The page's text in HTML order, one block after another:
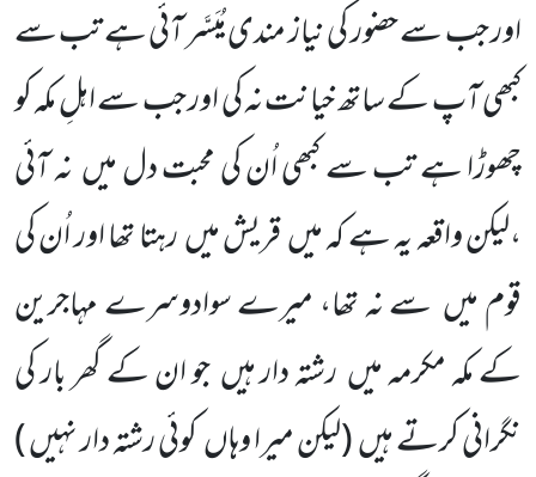
اور جب سے حضور کی نیاز مندی مُیَسَّر آئی ہے تب سے
کبھی آپ کے ساتھ خیانت نہ کی اور جب سے اہلِ مکہ کو
چھوڑا ہے تب سے کبھی اُن کی محبت دل میںنہ آئی
،لیکن واقعہ یہ ہے کہ میںقریش میںرہتا تھا اور اُن کی
قوم میں سے نہ تھا، میرے سوادوسرے مہاجرین
کے مکہ مکرمہ میںرشتہ دار ہیںجو ان کے گھر بار کی
نگرانی کرتے ہیں(لیکن میرا وہاںکوئی رشتہ دار نہیں )